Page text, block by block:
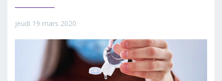
jeudi 19 mars 2020